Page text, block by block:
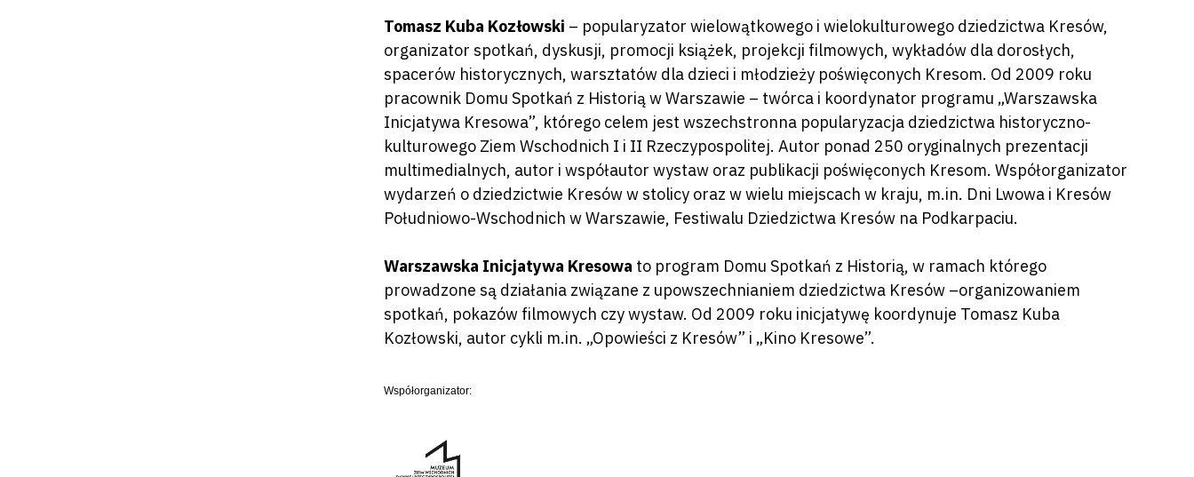
Tomasz Kuba Kozłowski – popularyzator wielowątkowego i wielokulturowego dziedzictwa Kresów,
organizator spotkań, dyskusji, promocji książek, projekcji filmowych, wykładów dla dorosłych,
spacerów historycznych, warsztatów dla dzieci i młodzieży poświęconych Kresom. Od 2009 roku
pracownik Domu Spotkań z Historią w Warszawie – twórca i koordynator programu „Warszawska
Inicjatywa Kresowa”, którego celem jest wszechstronna popularyzacja dziedzictwa historyczno-
kulturowego Ziem Wschodnich I i II Rzeczypospolitej. Autor ponad 250 oryginalnych prezentacji
multimedialnych, autor i współautor wystaw oraz publikacji poświęconych Kresom. Współorganizator
wydarzeń o dziedzictwie Kresów w stolicy oraz w wielu miejscach w kraju, m.in. Dni Lwowa i Kresów
Południowo-Wschodnich w Warszawie, Festiwalu Dziedzictwa Kresów na Podkarpaciu.
Warszawska Inicjatywa Kresowa to program Domu Spotkań z Historią, w ramach którego
prowadzone są działania związane z upowszechnianiem dziedzictwa Kresów –organizowaniem
spotkań, pokazów filmowych czy wystaw. Od 2009 roku inicjatywę koordynuje Tomasz Kuba
Kozłowski, autor cykli m.in. „Opowieści z Kresów” i „Kino Kresowe”.
Współorganizator: